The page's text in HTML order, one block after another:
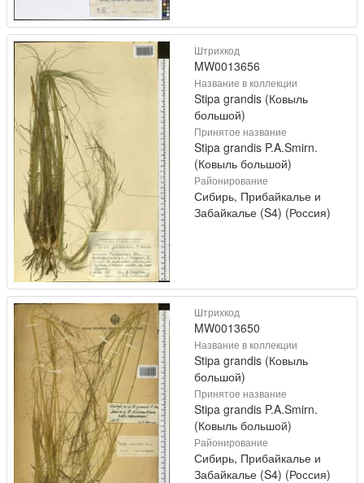
Штрихкод
MW0013656
Название в коллекции
Stipa grandis (Ковыль
большой)
Принятое название
Stipa grandis P.A.Smirn.
(Ковыль большой)
Районирование
Сибирь, Прибайкалье и
Забайкалье (S4) (Россия)
Штрихкод
MW0013650
Название в коллекции
Stipa grandis (Ковыль
большой)
Принятое название
Stipa grandis P.A.Smirn.
(Ковыль большой)
Районирование
Сибирь, Прибайкалье и
Забайкалье (S4) (Россия)